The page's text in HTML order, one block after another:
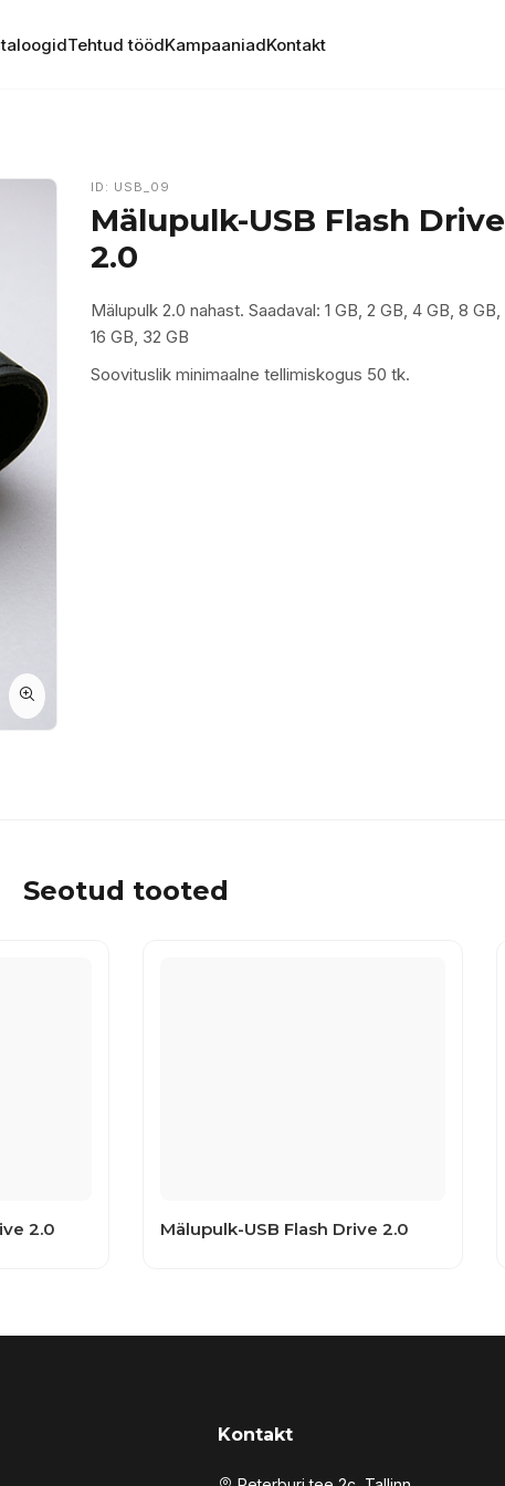
Tehtud töödKampaaniadKontakt
ID: USB_09
Mälupulk-USB Flash Drive
2.0
Mälupulk 2.0 nahast. Saadaval: 1 GB, 2 GB, 4 GB, 8 GB,
16 GB, 32 GB
Soovituslik minimaalne tellimiskogus 50 tk.
Seotud tooted
2.0 Mälupulk-USB Flash Drive 2.0
Kontakt